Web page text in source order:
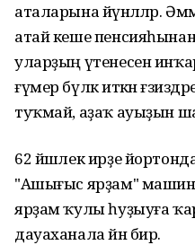
аталарына йүнәләләр.
атай кеше
уларҙың үтенесен
ғүмер бүләк иткән
туҡмай, аҙаҡ ауыҙын
62 йәшлек ирҙе
"Ашығыс ярҙам"
ярҙам ҡулы һуҙыуға
дауаханала йән бирә.